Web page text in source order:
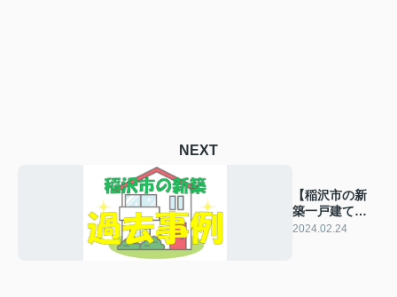
NEXT
【稲沢市の新
築一戸建て】
過去の販売事
2024.02.24